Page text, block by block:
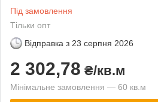
Під замовлення
Тільки опт
Відправка з 23 серпня 2026
2 302,78 ₴/кв.м
Мінімальне замовлення — 60 кв.м